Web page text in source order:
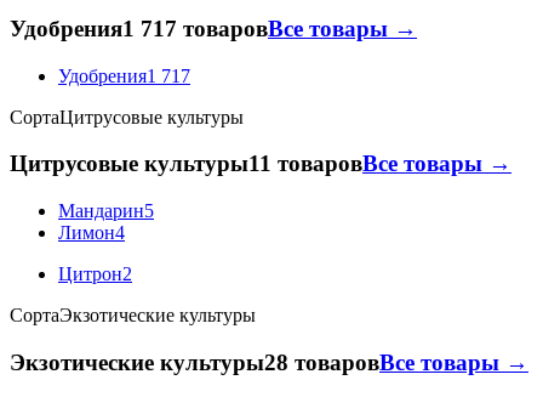
Удобрения1 717 товаровВсе товары →
Удобрения1 717
СортаЦитрусовые культуры
Цитрусовые культуры11 товаровВсе товары →
Мандарин5
Лимон4
Цитрон2
СортаЭкзотические культуры
Экзотические культуры28 товаровВсе товары →